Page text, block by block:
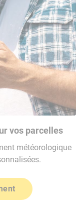
vos parcelles
météorologique